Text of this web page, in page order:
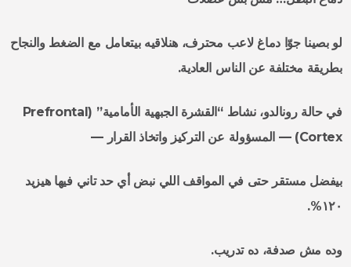
لو بصينا جوّا دماغ لاعب محترف، هنلاقيه بيتعامل مع الضغط والنجاح
بطريقة مختلفة عن الناس العادية.
في حالة رونالدو، نشاط “القشرة الجبهية الأمامية” (Prefrontal
Cortex) — المسؤولة عن التركيز واتخاذ القرار —
بيفضل مستقر حتى في المواقف اللي نبض أي حد تاني فيها هيزيد
١٢٠%.
وده مش صدفة، ده تدريب.